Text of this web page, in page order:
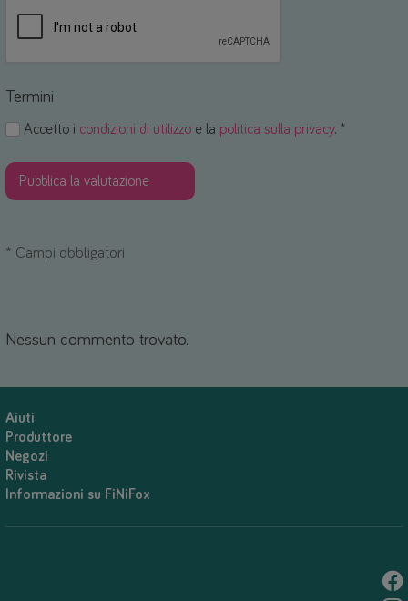
Termini
Accetto i condizioni di utilizzo e la politica sulla privacy. *
* Campi obbligatori
Nessun commento trovato.
Aiuti
Produttore
Negozi
Rivista
Informazioni su FiNiFox